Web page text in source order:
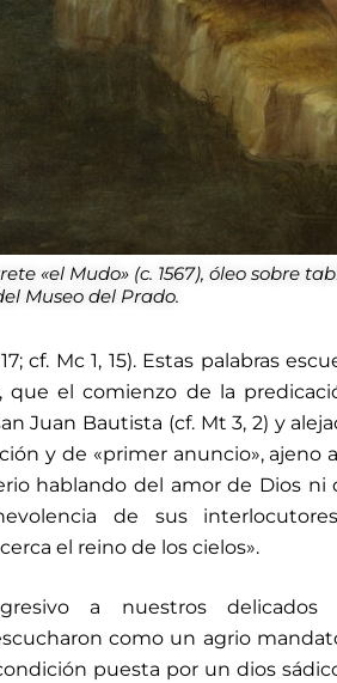
«el Mudo» (c. 1567), óleo sobre
Museo del Prado.
cf. Mc 1, 15). Estas palabras
que el comienzo de la
Juan Bautista (cf. Mt 3, 2) y
y de «primer anuncio», ajeno
hablando del amor de Dios ni
de sus
el reino de los cielos».
a nuestros delicados
como un agrio
puesta por un dios